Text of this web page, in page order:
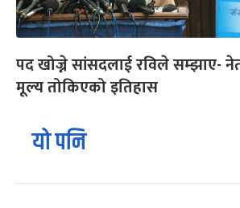
पद खोज्ने सांसदलाई रविले सम्झाए-
मूल्य तोकिएको इतिहास
यो पनि